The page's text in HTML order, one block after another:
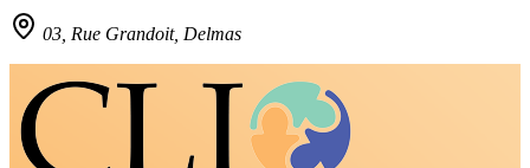
03, Rue Grandoit, Delmas